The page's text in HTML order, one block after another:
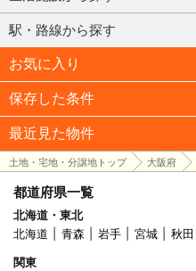
駅・路線から探す
お気に入り
保存した条件
最近見た物件
土地・宅地・分譲地トップ 大阪府
都道府県一覧
北海道・東北
北海道
青森 岩手 宮城 秋田
関東